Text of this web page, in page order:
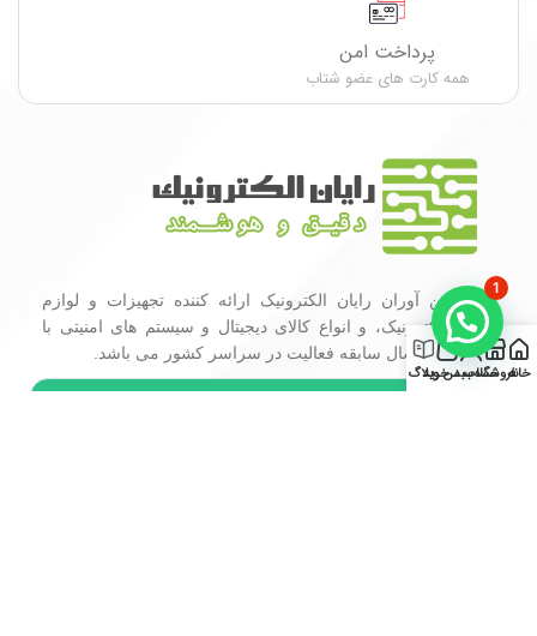
پرداخت امن
همه کارت های عضو شتاب
گروه فن آوران رایان الکترونیک ارائه کننده تجهیزات و لوازم
جانبی الکترونیک، و انواع کالای دیجیتال و سیستم های امنیتی با
بیش از 15 سال سابقه فعالیت در سراسر کشور می باشد.
خانهفروشگاه
حساب من
0
سبد خرید
وبلاگ
1